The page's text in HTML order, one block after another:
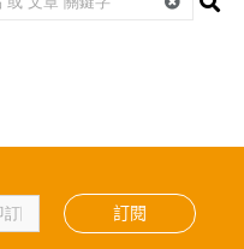
訂閱